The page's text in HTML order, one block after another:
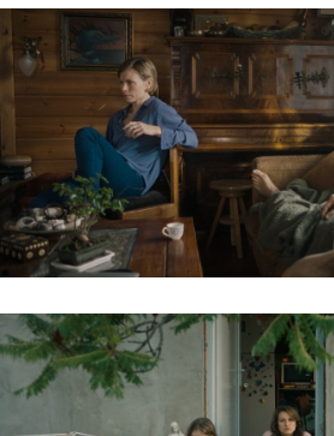
KÁLMÁN-NAP /